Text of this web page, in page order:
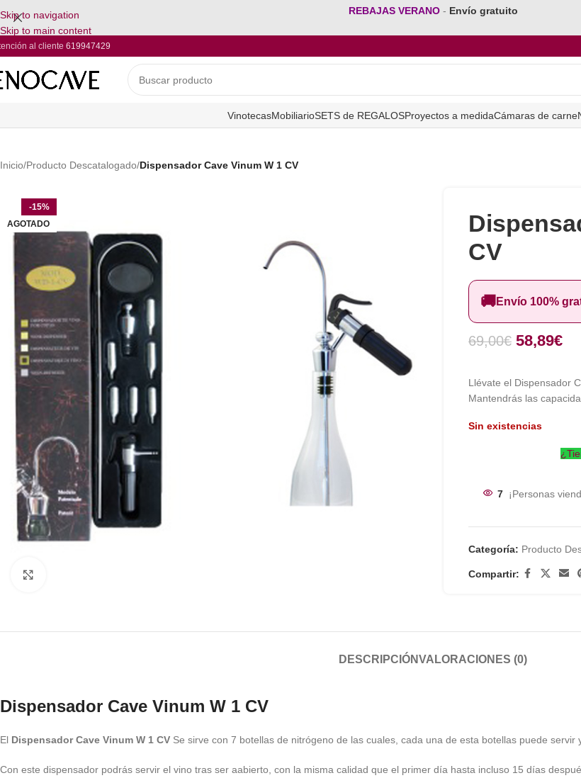
Skip to navigation
Skip to main content
REBAJAS VERANO - Envío gratuito
al cliente 619947429
VinotecasMobiliarioSETS de REGALOSProyectos a medidaCámaras de carne
Inicio/Producto Descatalogado/Dispensador Cave Vinum W 1 CV
-15%
AGOTADO
CV
🚚Envío 100%
69,00€ 58,89€
Llévate el Dispensador
Mantendrás las
Sin existencias
7 ¡Personas
Categoría: Producto
Compartir:
DESCRIPCIÓNVALORACIONES (0)
Dispensador Cave Vinum W 1 CV
El Dispensador Cave Vinum W 1 CV Se sirve con 7 botellas de nitrógeno de las cuales, cada una de esta botellas puede
Con este dispensador podrás servir el vino tras ser aabierto, con la misma calidad que el primer día hasta incluso 15 días